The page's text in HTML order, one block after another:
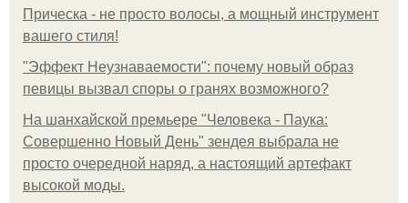
Прическа - не просто волосы, а мощный инструмент
вашего стиля!
"Эффект Неузнаваемости": почему новый образ
певицы вызвал споры о гранях возможного?
На шанхайской премьере "Человека - Паука:
Совершенно Новый День" зендея выбрала не
просто очередной наряд, а настоящий артефакт
высокой моды.